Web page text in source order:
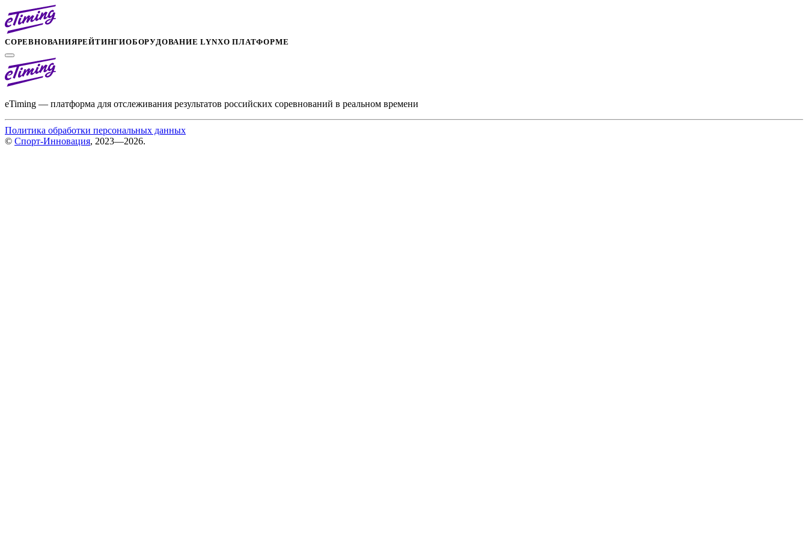
СОРЕВНОВАНИЯРЕЙТИНГИОБОРУДОВАНИЕ LYNXО ПЛАТФОРМЕ
eTiming — платформа для отслеживания результатов российских соревнований в реальном времени
Политика обработки персональных данных
© Спорт-Инновация, 2023—2026.